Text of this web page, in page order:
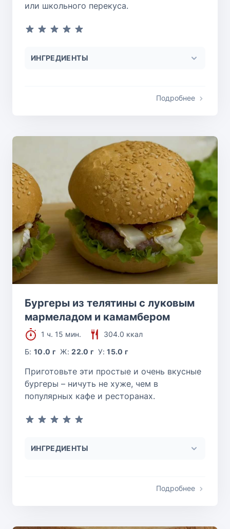
или школьного перекуса.
ИНГРЕДИЕНТЫ
Подробнее
Бургеры из телятины с луковым
мармеладом и камамбером
1 ч. 15 мин.
304.0 ккал
Б:10.0 г Ж:22.0 г У:15.0 г
Приготовьте эти простые и очень вкусные
бургеры – ничуть не хуже, чем в
популярных кафе и ресторанах.
ИНГРЕДИЕНТЫ
Подробнее